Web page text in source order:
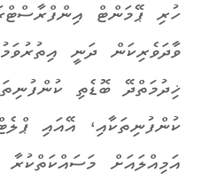
ހުރި ޕޭމަންޓް
ވާދަވެރިކަން ދަނީ
ޚިދުމަތްދޭ ބޮޑެތި
ކުންފުނިތަކާއި، އޭއައި
އަމިއްލައަށް